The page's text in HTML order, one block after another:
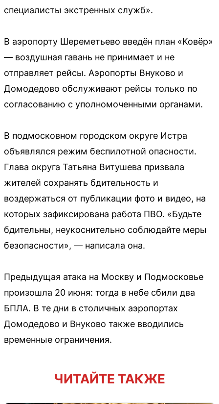
специалисты экстренных служб».
В аэропорту Шереметьево введён план «Ковёр»
— воздушная гавань не принимает и не
отправляет рейсы. Аэропорты Внуково и
Домодедово обслуживают рейсы только по
согласованию с уполномоченными органами.
В подмосковном городском округе Истра
объявлялся режим беспилотной опасности.
Глава округа Татьяна Витушева призвала
жителей сохранять бдительность и
воздержаться от публикации фото и видео, на
которых зафиксирована работа ПВО. «Будьте
бдительны, неукоснительно соблюдайте меры
безопасности», — написала она.
Предыдущая атака на Москву и Подмосковье
произошла 20 июня: тогда в небе сбили два
БПЛА. В те дни в столичных аэропортах
Домодедово и Внуково также вводились
временные ограничения.
ЧИТАЙТЕ ТАКЖЕ